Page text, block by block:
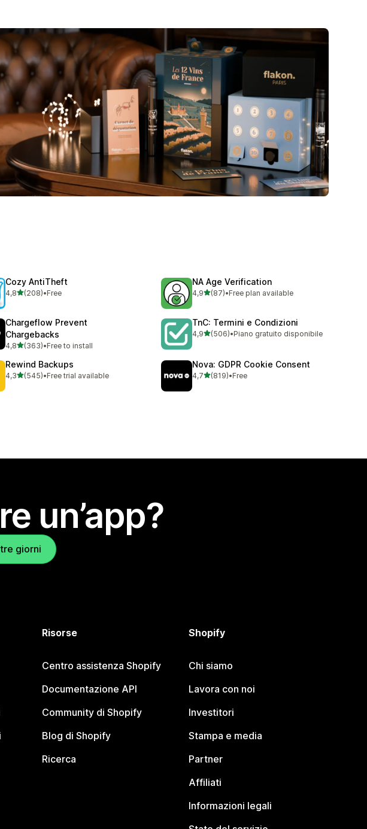
Cozy AntiTheft
4,8stelle su 5
(208)
208 recensioni totali
•Free
NA Age Verification
4,9stelle su 5
(87)
87 recensioni totali
•Free plan available
Chargeflow Prevent
Chargebacks
4,8stelle su 5
(363)
363 recensioni totali
•Free to install
TnC: Termini e Condizioni
4,9stelle su 5
(506)
506 recensioni totali
•Piano gratuito disponibile
Rewind Backups
4,3stelle su 5
(545)
545 recensioni totali
•Free trial available
Nova: GDPR Cookie Consent
4,7stelle su 5
(819)
819 recensioni totali
•Free
un’app?
giorni
Risorse
Centro assistenza Shopify
Documentazione API
Community di Shopify
Blog di Shopify
Ricerca
Shopify
Chi siamo
Lavora con noi
Investitori
Stampa e media
Partner
Affiliati
Informazioni legali